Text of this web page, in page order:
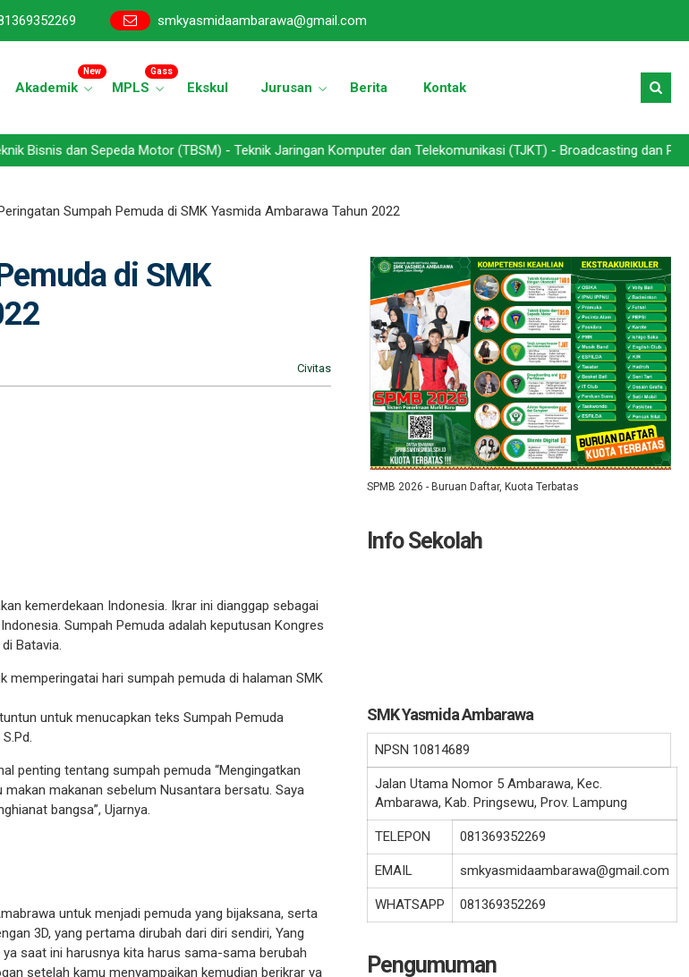
smkyasmidaambarawa@gmail.com
Akademik
New
MPLS
Gass
Ekskul Jurusan Berita Kontak
Sepeda Motor (TBSM) - Teknik Jaringan Komputer dan Telekomunikasi (TJKT) - Broadcasting dan Perfilman
Sumpah Pemuda di SMK Yasmida Ambarawa Tahun 2022
di SMK
Civitas
kemerdekaan Indonesia. Ikrar ini dianggap sebagai
Sumpah Pemuda adalah keputusan Kongres
Batavia.
memperingatai hari sumpah pemuda di halaman SMK
untuk menucapkan teks Sumpah Pemuda
penting tentang sumpah pemuda “Mengingatkan
makanan sebelum Nusantara bersatu. Saya
bangsa”, Ujarnya.
untuk menjadi pemuda yang bijaksana, serta
3D, yang pertama dirubah dari diri sendiri, Yang
saat ini harusnya kita harus sama-sama berubah
setelah kamu menyampaikan kemudian berikrar ya
SPMB 2026 - Buruan Daftar, Kuota Terbatas
Info Sekolah
SMK Yasmida Ambarawa
NPSN 10814689
Jalan Utama Nomor 5 Ambarawa, Kec.
Ambarawa, Kab. Pringsewu, Prov. Lampung
TELEPON 081369352269
EMAIL smkyasmidaambarawa@gmail.com
WHATSAPP 081369352269
Pengumuman